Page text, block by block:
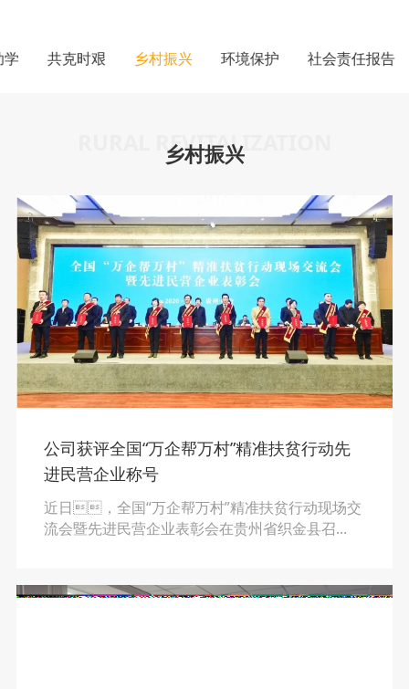
学 共克时艰 乡村振兴 环境保护 社会责任报告
RURAL REVITALIZATION
乡村振兴
公司获评全国“万企帮万村”精准扶贫行动先
进民营企业称号
近日，全国“万企帮万村”精准扶贫行动现场交
流会暨先进民营企业表彰会在贵州省织金县召
帮万村”精准扶贫行动先进民营企业荣誉称